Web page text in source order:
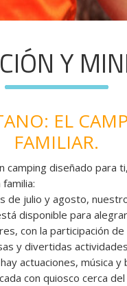
Y
EL
FAMILIAR.
camping diseñado para
de julio y agosto,
disponible para
con la participación
y divertidas
actuaciones, música y
con quiosco cerca del